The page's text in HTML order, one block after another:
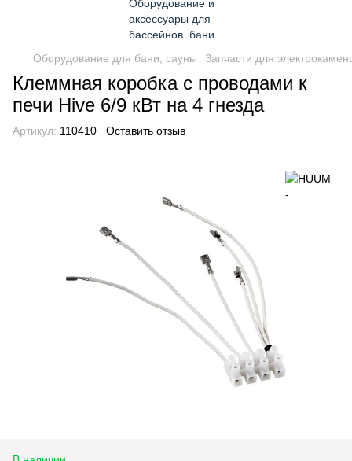
Оборудование для бани, сауны Запчасти для
Клеммная коробка с проводами к
печи Hive 6/9 кВт на 4 гнезда
Артикул: 110410 Оставить отзыв